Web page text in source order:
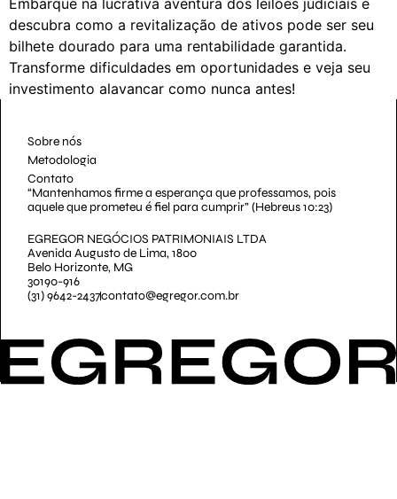
Embarque na lucrativa aventura dos leilões judiciais e
descubra como a revitalização de ativos pode ser seu
bilhete dourado para uma rentabilidade garantida.
Transforme dificuldades em oportunidades e veja seu
investimento alavancar como nunca antes!
EGREGOR NEGÓCIOS PATRIMONIAIS LTDA
Avenida Augusto de Lima, 1800
Belo Horizonte, MG
30190-916
(31) 9642-2437contato@egregor.com.br
Sobre nós
Metodologia
Contato
“Mantenhamos firme a esperança que professamos, pois
aquele que prometeu é fiel para cumprir” (Hebreus 10:23)